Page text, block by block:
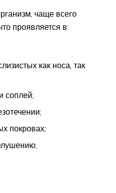
чаще всего
проявляется в:
как носа, так
соплей;
покровах;